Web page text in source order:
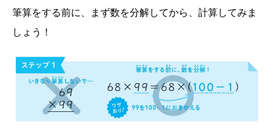
筆算をする前に、まず数を分解してから、計算してみま
しょう！